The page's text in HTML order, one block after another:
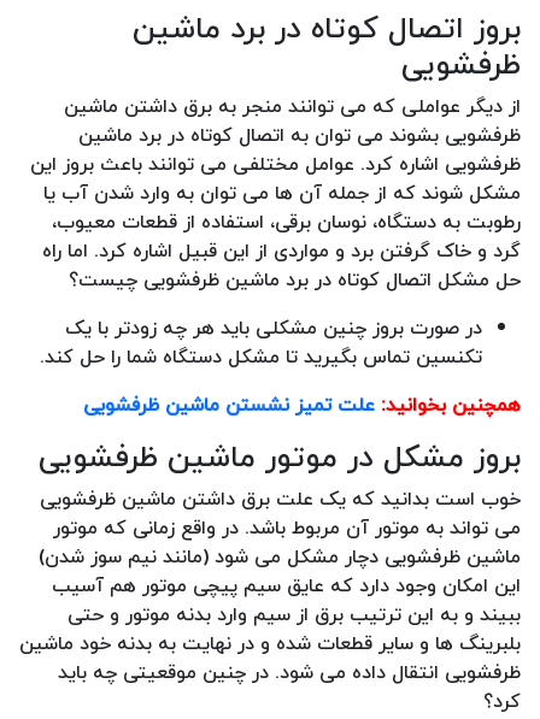
بروز اتصال کوتاه در برد ماشین
ظرفشویی
از دیگر عواملی که می توانند منجر به برق داشتن ماشین
ظرفشویی بشوند می توان به اتصال کوتاه در برد ماشین
ظرفشویی اشاره کرد. عوامل مختلفی می توانند باعث بروز این
مشکل شوند که از جمله آن ها می توان به وارد شدن آب یا
رطوبت به دستگاه، نوسان برقی، استفاده از قطعات معیوب،
گرد و خاک گرفتن برد و مواردی از این قبیل اشاره کرد. اما راه
حل مشکل اتصال کوتاه در برد ماشین ظرفشویی چیست؟
در صورت بروز چنین مشکلی باید هر چه زودتر با یک
تکنسین تماس بگیرید تا مشکل دستگاه شما را حل کند.
همچنین بخوانید: علت تمیز نشستن ماشین ظرفشویی
بروز مشکل در موتور ماشین ظرفشویی
خوب است بدانید که یک علت برق داشتن ماشین ظرفشویی
می تواند به موتور آن مربوط باشد. در واقع زمانی که موتور
ماشین ظرفشویی دچار مشکل می شود (مانند نیم سوز شدن)
این امکان وجود دارد که عایق سیم پیچی موتور هم آسیب
ببیند و به این ترتیب برق از سیم وارد بدنه موتور و حتی
بلبرینگ ها و سایر قطعات شده و در نهایت به بدنه خود ماشین
ظرفشویی انتقال داده می شود. در چنین موقعیتی چه باید
کرد؟